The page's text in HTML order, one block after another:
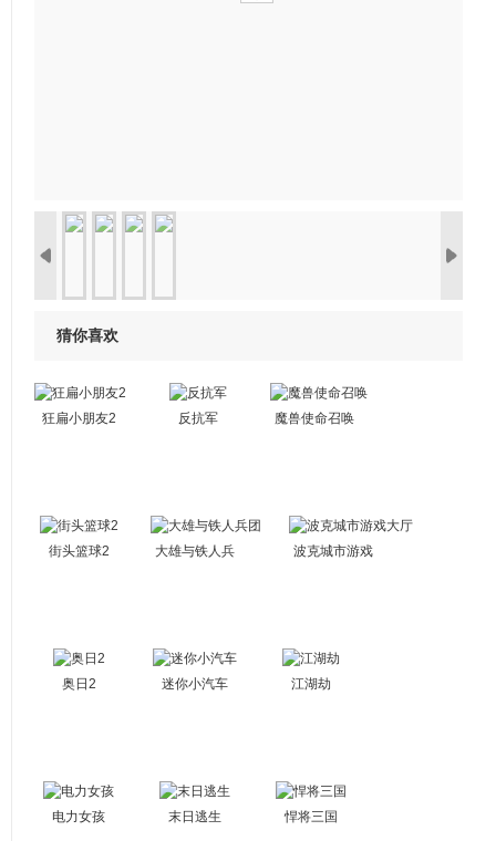
猜你喜欢
狂扁小朋友2 反抗军 魔兽使命召唤
街头篮球2
大雄与铁人兵
波克城市游戏
奥日2 迷你小汽车 江湖劫
电力女孩 末日逃生 悍将三国